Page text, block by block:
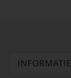
INFORMATIE